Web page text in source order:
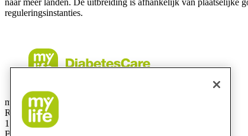
naar meer landen. De uitbreiding is afhankelijk van plaatselijke
reguleringsinstanties.
mylife Diabetes Care BV
Researchdreef 12
1070 Brussel
België